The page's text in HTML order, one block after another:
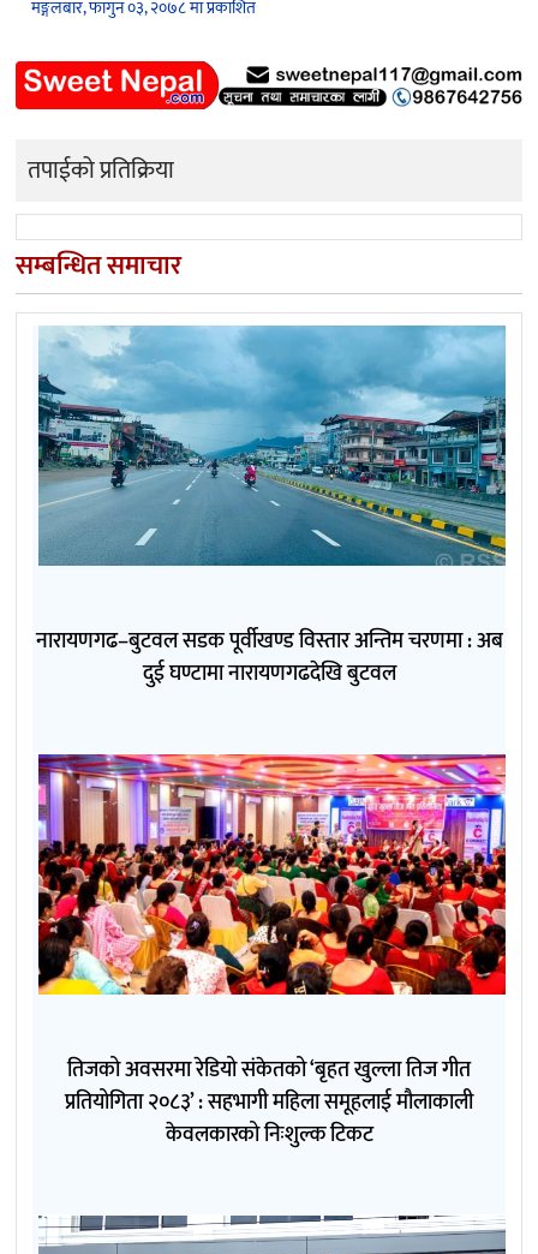
मङ्गलबार, फागुन ०३, २०७८ मा प्रकाशित
तपाईको प्रतिक्रिया
सम्बन्धित समाचार
नारायणगढ–बुटवल सडक पूर्वीखण्ड विस्तार अन्तिम चरणमा : अब
दुई घण्टामा नारायणगढदेखि बुटवल
तिजको अवसरमा रेडियो संकेतको ‘बृहत खुल्ला तिज गीत
प्रतियोगिता २०८३’ : सहभागी महिला समूहलाई मौलाकाली
केवलकारको निःशुल्क टिकट